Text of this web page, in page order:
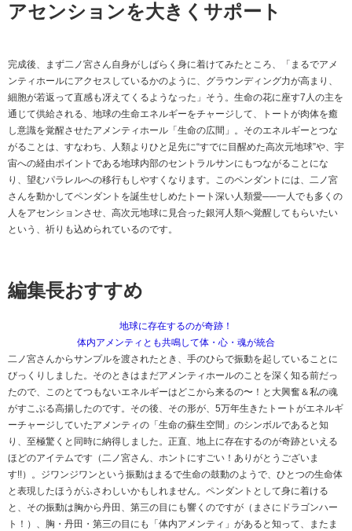
アセンションを大きくサポート
完成後、まず二ノ宮さん自身がしばらく身に着けてみたところ、「まるでアメ
ンティホールにアクセスしているかのように、グラウンディング力が高まり、
細胞が若返って直感も冴えてくるようなった」そう。生命の花に座す7人の主を
通じて供給される、地球の生命エネルギーをチャージして、トートが肉体を癒
し意識を覚醒させたアメンティホール「生命の広間」。そのエネルギーとつな
がることは、すなわち、人類よりひと足先に“すでに目醒めた高次元地球”や、宇
宙への経由ポイントである地球内部のセントラルサンにもつながることにな
り、望むパラレルへの移行もしやすくなります。このペンダントには、二ノ宮
さんを動かしてペンダントを誕生せしめたトート深い人類愛──一人でも多くの
人をアセンションさせ、高次元地球に見合った銀河人類へ覚醒してもらいたい
という、祈りも込められているのです。
編集長おすすめ
地球に存在するのが奇跡！
体内アメンティとも共鳴して体・心・魂が統合
二ノ宮さんからサンプルを渡されたとき、手のひらで振動を起していることに
びっくりしました。そのときはまだアメンティホールのことを深く知る前だっ
たので、このとてつもないエネルギーはどこから来るの〜！と大興奮＆私の魂
がすこぶる高揚したのです。その後、その形が、5万年生きたトートがエネルギ
ーチャージしていたアメンティの「生命の蘇生空間」のシンボルであると知
り、至極驚くと同時に納得しました。正直、地上に存在するのが奇跡といえる
ほどのアイテムです（二ノ宮さん、ホントにすごい！ありがとうございま
す!!）。ジワンジワンという振動はまるで生命の鼓動のようで、ひとつの生命体
と表現したほうがふさわしいかもしれません。ペンダントとして身に着ける
と、その振動は胸から丹田、第三の目にも響くのですが（まさにドラゴンハー
ト！）、胸・丹田・第三の目にも「体内アメンティ」があると知って、またま